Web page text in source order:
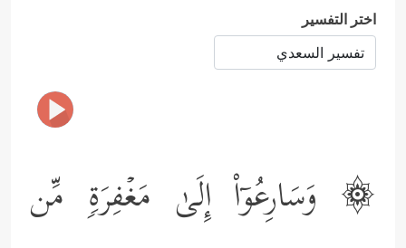
اختر التفسير
۞ وَسَارِعُوۤاْ إِلَىٰ مَغۡفِرَةࣲ مِّن